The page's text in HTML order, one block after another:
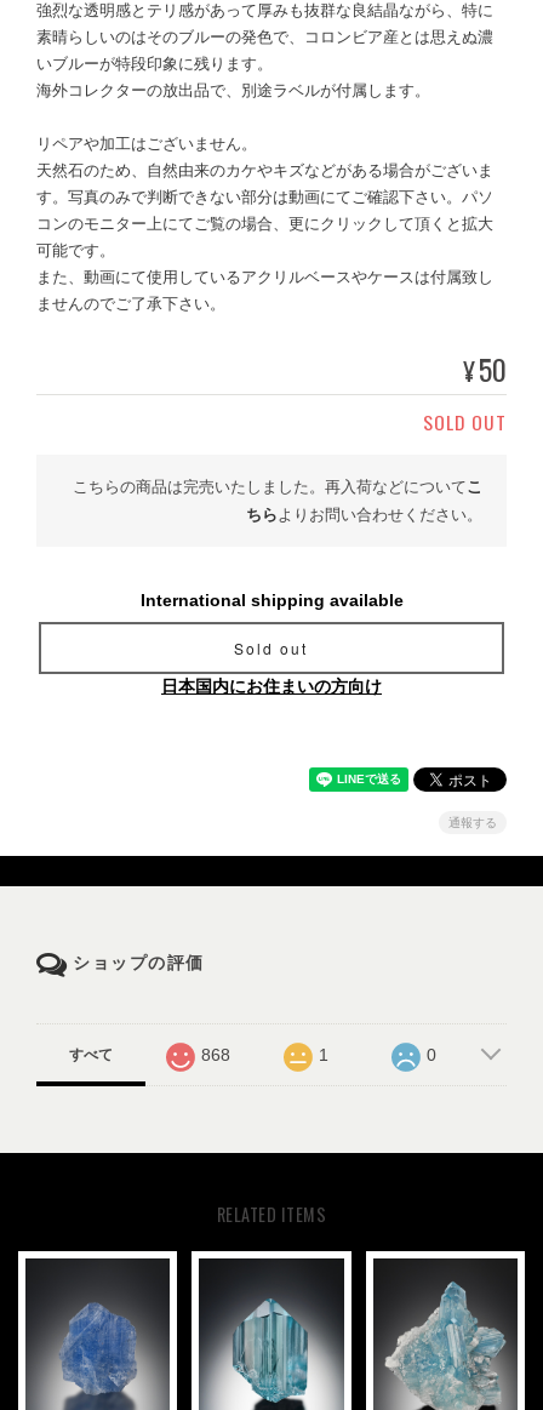
強烈な透明感とテリ感があって厚みも抜群な良結晶ながら、特に
素晴らしいのはそのブルーの発色で、コロンビア産とは思えぬ濃
いブルーが特段印象に残ります。
海外コレクターの放出品で、別途ラベルが付属します。
リペアや加工はございません。
天然石のため、自然由来のカケやキズなどがある場合がございま
す。写真のみで判断できない部分は動画にてご確認下さい。パソ
コンのモニター上にてご覧の場合、更にクリックして頂くと拡大
可能です。
また、動画にて使用しているアクリルベースやケースは付属致し
ませんのでご了承下さい。
¥50
SOLD OUT
こちらの商品は完売いたしました。再入荷などについてこ
ちらよりお問い合わせください。
International shipping available
Sold out
日本国内にお住まいの方向け
通報する
ショップの評価
すべて 868 1 0
RELATED ITEMS